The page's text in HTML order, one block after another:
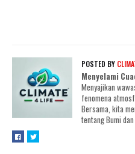
POSTED BY
Menyelami
Menyajikan
fenomena
Bersama, kita
tentang Bumi